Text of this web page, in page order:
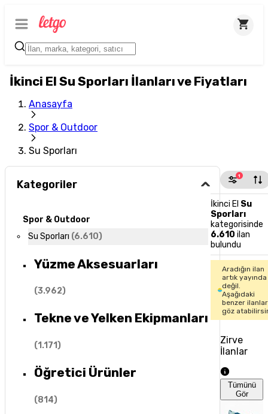
İkinci El Su Sporları İlanları ve Fiyatları
Anasayfa
Spor & Outdoor
Su Sporları
Kategoriler
Spor & Outdoor
Su Sporları (6.610)
Yüzme Aksesuarları
(3.962)
Tekne ve Yelken Ekipmanları
(1.171)
Öğretici Ürünler
(814)
1
İkinci El Su
Sporları
kategorisinde
6.610 ilan
bulundu
Aradığın ilan
artık yayında
değil.
Aşağıdaki
benzer
göz
Zirve
İlanlar
Tümünü
Gör